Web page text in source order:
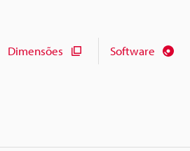
Dimensões Software